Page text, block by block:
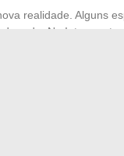
realidade. Alguns
rede. Na Intersport,